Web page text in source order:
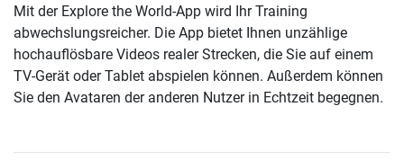
Mit der Explore the World-App wird Ihr Training
abwechslungsreicher. Die App bietet Ihnen unzählige
hochauflösbare Videos realer Strecken, die Sie auf einem
TV-Gerät oder Tablet abspielen können. Außerdem können
Sie den Avataren der anderen Nutzer in Echtzeit begegnen.